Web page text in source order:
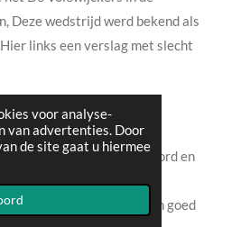
voor analyse-
van advertenties. Door
de site gaat u hiermee
Deze wedstrijd werd bekend als
links een verslag met slecht
in Nederland kwam
PSV, Ajax, Feijenoord en
In het eerste
De Volewijckers 11e; een goed